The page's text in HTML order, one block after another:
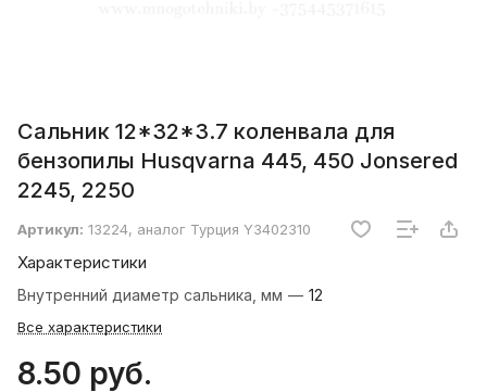
Сальник 12*32*3.7 коленвала для
бензопилы Husqvarna 445, 450 Jonsered
2245, 2250
Артикул: 13224, аналог Турция Y3402310
Характеристики
Внутренний диаметр сальника, мм — 12
Все характеристики
8.50 руб.